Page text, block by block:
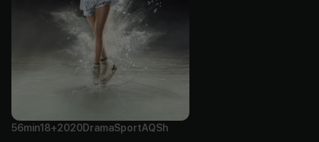
56min18+2020DramaSportAQSh